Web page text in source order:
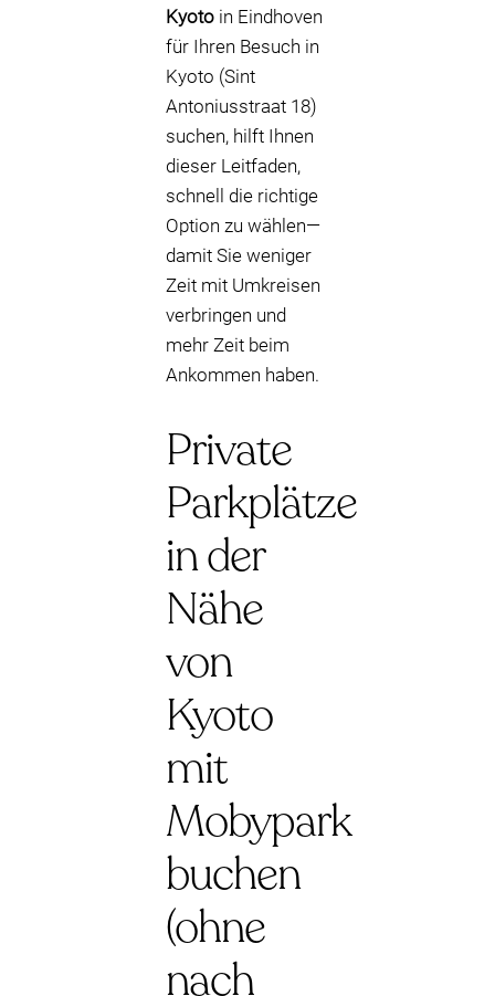
Kyoto in Eindhoven
für Ihren Besuch in
Kyoto (Sint
Antoniusstraat 18)
suchen, hilft Ihnen
dieser Leitfaden,
schnell die richtige
Option zu wählen—
damit Sie weniger
Zeit mit Umkreisen
verbringen und
mehr Zeit beim
Ankommen haben.
Private
Parkplätze
in der
Nähe
von
Kyoto
mit
Mobypark
buchen
(ohne
nach